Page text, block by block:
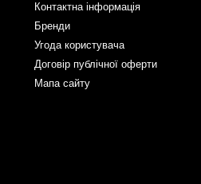
Контактна інформація
Бренди
Угода користувача
Договір публічної оферти
Мапа сайту